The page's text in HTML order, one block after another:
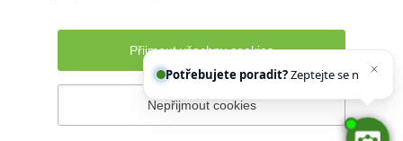
Prohlášení o přístupnosti Správce webu
Přijmout všechny cookies
Nepřijmout cookies
Potřebujete poradit? Zeptejte se našeho asi